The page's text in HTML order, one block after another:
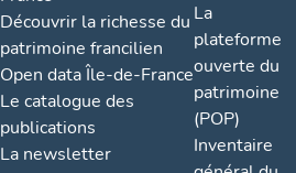
Découvrir la richesse du
patrimoine francilien
Open data Île-de-France
Le catalogue des
publications
La newsletter
La
plateforme
ouverte du
patrimoine
(POP)
Inventaire